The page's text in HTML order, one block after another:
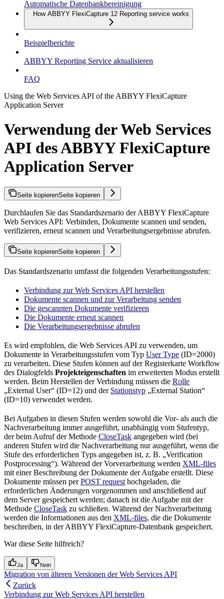
Automatische Datenbankbereinigung
How ABBYY FlexiCapture 12 Reporting service works
Beispielberichte
ABBYY Reporting Service aktualisieren
FAQ
Using the Web Services API of the ABBYY FlexiCapture
Application Server
Verwendung der Web Services
API des ABBYY FlexiCapture
Application Server
Seite kopierenSeite kopieren
Durchlaufen Sie das Standardszenario der ABBYY FlexiCapture
Web Services API: Verbinden, Dokumente scannen und senden,
verifizieren, erneut scannen und Verarbeitungsergebnisse abrufen.
Seite kopierenSeite kopieren
Das Standardszenario umfasst die folgenden Verarbeitungsstufen:
Verbindung zur Web Services API herstellen
Dokumente scannen und zur Verarbeitung senden
Die gescannten Dokumente verifizieren
Die Dokumente erneut scannen
Die Verarbeitungsergebnisse abrufen
Es wird empfohlen, die Web Services API zu verwenden, um
Dokumente in Verarbeitungsstufen vom Typ User Type (ID=2000)
zu verarbeiten. Diese Stufen können auf der Registerkarte Workflow
des Dialogfelds Projekteigenschaften im erweiterten Modus erstellt
werden. Beim Herstellen der Verbindung müssen die Rolle
„External User“ (ID=12) und der Stationstyp „External Station“
(ID=10) verwendet werden.
Bei Aufgaben in diesen Stufen werden sowohl die Vor- als auch die
Nachverarbeitung immer ausgeführt, unabhängig vom Stufentyp,
der beim Aufruf der Methode CloseTask angegeben wird (bei
anderen Stufen wird die Nachverarbeitung nur ausgeführt, wenn die
Stufe des erforderlichen Typs angegeben ist, z. B. „Verification
Postprocessing“). Während der Vorverarbeitung werden XML-files
mit einer Beschreibung der Dokumente der Aufgabe erstellt. Diese
Dokumente müssen perPOST request hochgeladen, die
erforderlichen Änderungen vorgenommen und anschließend auf
dem Server gespeichert werden; danach ist die Aufgabe mit der
Methode CloseTask zu schließen. Während der Nachverarbeitung
werden die Informationen aus den XML-files, die die Dokumente
beschreiben, in der ABBYY FlexiCapture-Datenbank gespeichert.
War diese Seite hilfreich?
Ja Nein
Migration von älteren Versionen der Web Services API
Zurück
Verbindung zur Web Services API herstellen